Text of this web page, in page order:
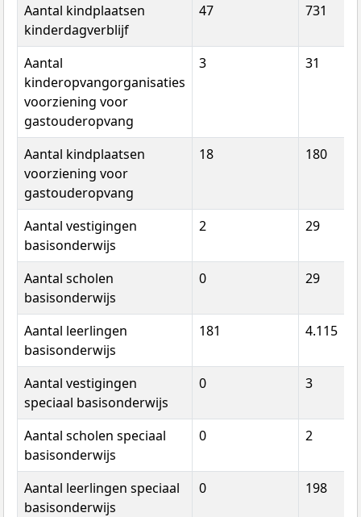
Aantal kindplaatsen
kinderdagverblijf
47 731
Aantal
kinderopvangorganisaties
voorziening voor
gastouderopvang
3 31
Aantal kindplaatsen
voorziening voor
gastouderopvang
18 180
Aantal vestigingen
basisonderwijs
2 29
Aantal scholen
basisonderwijs
0 29
Aantal leerlingen
basisonderwijs
181 4.115
Aantal vestigingen
speciaal basisonderwijs
0 3
Aantal scholen speciaal
basisonderwijs
0 2
Aantal leerlingen speciaal
basisonderwijs
0 198